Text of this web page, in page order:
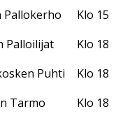
Pallokerho
Klo 15
Palloilijat
Klo 18
Puhti
Klo 18
Tarmo
Klo 18